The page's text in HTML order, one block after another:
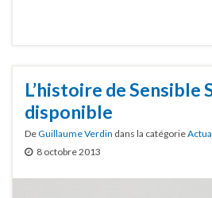
L’histoire de Sensible
disponible
DeGuillaume Verdin dans la catégorie
8 octobre 2013